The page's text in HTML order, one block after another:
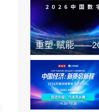
重塑·赋能